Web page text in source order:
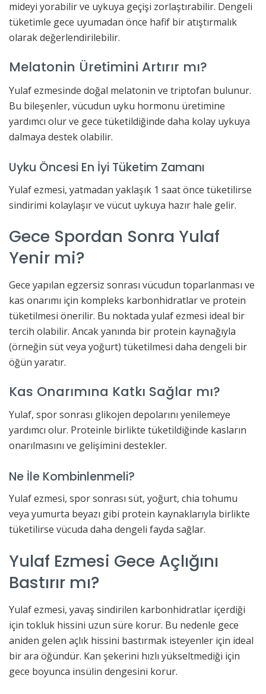
mideyi yorabilir ve uykuya geçişi zorlaştırabilir. Dengeli
tüketimle gece uyumadan önce hafif bir atıştırmalık
olarak değerlendirilebilir.
Melatonin Üretimini Artırır mı?
Yulaf ezmesinde doğal melatonin ve triptofan bulunur.
Bu bileşenler, vücudun uyku hormonu üretimine
yardımcı olur ve gece tüketildiğinde daha kolay uykuya
dalmaya destek olabilir.
Uyku Öncesi En İyi Tüketim Zamanı
Yulaf ezmesi, yatmadan yaklaşık 1 saat önce tüketilirse
sindirimi kolaylaşır ve vücut uykuya hazır hale gelir.
Gece Spordan Sonra Yulaf
Yenir mi?
Gece yapılan egzersiz sonrası vücudun toparlanması ve
kas onarımı için kompleks karbonhidratlar ve protein
tüketilmesi önerilir. Bu noktada yulaf ezmesi ideal bir
tercih olabilir. Ancak yanında bir protein kaynağıyla
(örneğin süt veya yoğurt) tüketilmesi daha dengeli bir
öğün yaratır.
Kas Onarımına Katkı Sağlar mı?
Yulaf, spor sonrası glikojen depolarını yenilemeye
yardımcı olur. Proteinle birlikte tüketildiğinde kasların
onarılmasını ve gelişimini destekler.
Ne İle Kombinlenmeli?
Yulaf ezmesi, spor sonrası süt, yoğurt, chia tohumu
veya yumurta beyazı gibi protein kaynaklarıyla birlikte
tüketilirse vücuda daha dengeli fayda sağlar.
Yulaf Ezmesi Gece Açlığını
Bastırır mı?
Yulaf ezmesi, yavaş sindirilen karbonhidratlar içerdiği
için tokluk hissini uzun süre korur. Bu nedenle gece
aniden gelen açlık hissini bastırmak isteyenler için ideal
bir ara öğündür. Kan şekerini hızlı yükseltmediği için
gece boyunca insülin dengesini korur.